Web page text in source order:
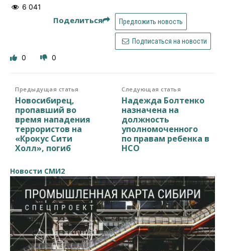
6 041
Поделиться Предложить новость
Подписаться на новости
0 0
Предыдущая статья
Новосибирец,
пропавший во
время нападения
террористов на
«Крокус Сити
Холл», погиб
Следующая статья
Надежда Болтенко
назначена на
должность
уполномоченного
по правам ребенка в
НСО
Новости СМИ2